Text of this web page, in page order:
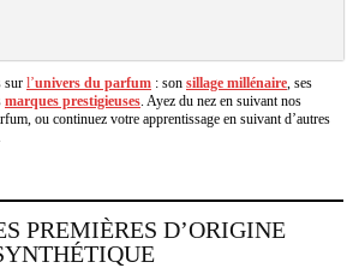
sur l’univers du parfum : son sillage millénaire, ses
marques prestigieuses. Ayez du nez en suivant nos
ou continuez votre apprentissage en suivant d’autres
PREMIÈRES D’ORIGINE